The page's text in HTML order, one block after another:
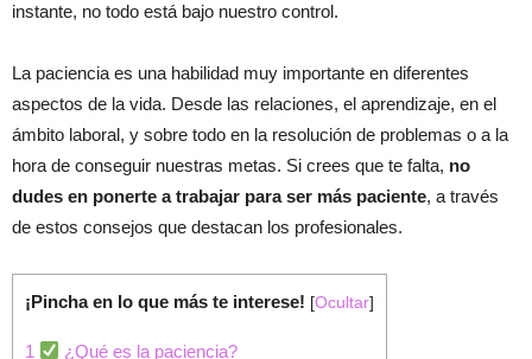
instante, no todo está bajo nuestro control.
La paciencia es una habilidad muy importante en diferentes
aspectos de la vida. Desde las relaciones, el aprendizaje, en el
ámbito laboral, y sobre todo en la resolución de problemas o a la
hora de conseguir nuestras metas. Si crees que te falta, no
dudes en ponerte a trabajar para ser más paciente, a través
de estos consejos que destacan los profesionales.
¡Pincha en lo que más te interese! [Ocultar]
1
¿Qué es la paciencia?